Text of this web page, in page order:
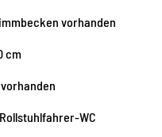
vorhanden
cm
WC